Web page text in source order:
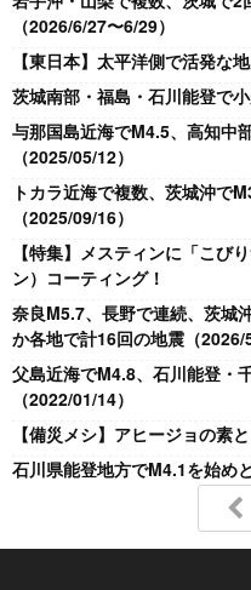
（2026/6/27〜6/29）
【東日本】太平洋側で活発な
茨城南部・福島・石川能登で
与那国島近海でM4.5、高知中
（2025/05/12）
トカラ近海で複数、茨城沖で
（2025/09/16）
【特集】メスティンに「こび
ン）コーティング！
奈良M5.7、長野で連続、茨城
か各地で計16回の地震（2026/
父島近海でM4.8、石川能登・
（2022/01/14）
【備災メシ】アヒージョの素
石川県能登地方でM4.1を始め